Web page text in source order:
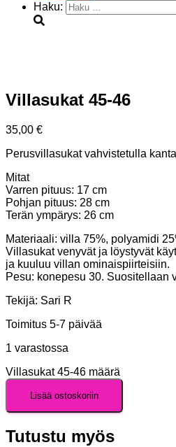
Haku:
Villasukat 45-46
35,00 €
Perusvillasukat vahvistetulla
Mitat
Varren pituus: 17 cm
Pohjan pituus: 28 cm
Terän ympärys: 26 cm
Materiaali: villa 75%, polyamidi
Villasukat venyvät ja löystyvät
ja kuuluu villan ominaispiirteisiin.
Pesu: konepesu 30. Suositellaan
Tekijä: Sari R
Toimitus 5-7 päivää
1 varastossa
Villasukat 45-46 määrä
Lisää ostoskoriin
Tutustu myös